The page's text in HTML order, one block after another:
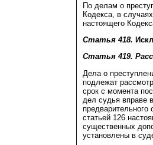
По делам о
Кодекса, в
настоящего
Статья 418.
Статья 419.
Дела о
подлежат
срок с момента
дел судья вправе
предварительного
статьей 126
существенных
установлены в